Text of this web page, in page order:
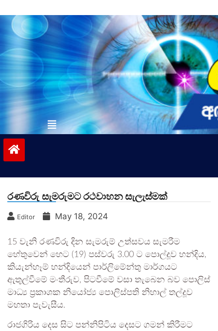
to
contentvinivida.lk
රණවිරු සැමරුමට රථවාහන සැලැස්මක්
Editor May 18, 2024
15 වැනි රණවිරු දින සැමරුම් උත්සවය සැමරීම
හේතුවෙන් හෙට (19) පස්වරු 3.00 ට පොල්දූව හන්දිය,
කියැන්හෑම් හන්දියෙන් පාර්ලිමේන්තු මාර්ගයට
ඇතුල්වීමේ මංතීරුව, පිටවීමේ වසා තැබෙන බව පොලිස්
මාධ්‍ය ප්‍රකාශක නියෝජ්‍ය පොලිස්පති නිහාල් තල්දූව
මහතා පැවැසීය.
රාජගිරිය දෙස සිට පන්නිපිටිය දෙසට ගමන් කිරීමට